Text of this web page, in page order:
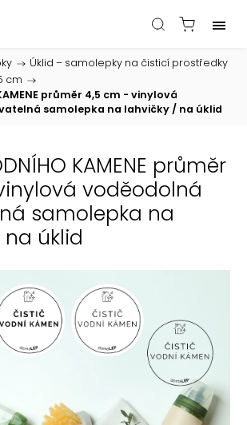
/
Úklid – samolepky na čisticí prostředky
cm /
průměr 4,5 cm - vinylová
samolepka na lahvičky / na úklid
KAMENE průměr
voděodolná
samolepka na
úklid